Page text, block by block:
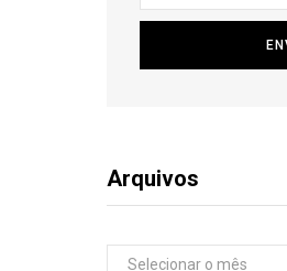
Arquivos
Arquivos